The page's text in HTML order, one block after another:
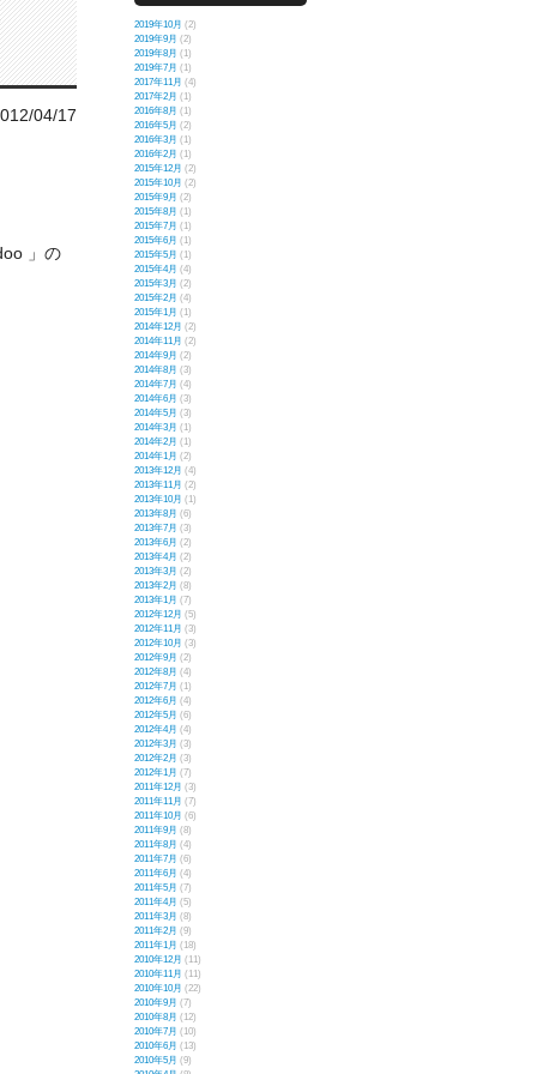
04/17
」の
2019年10月 (2)
2019年9月 (2)
2019年8月 (1)
2019年7月 (1)
2017年11月 (4)
2017年2月 (1)
2016年8月 (1)
2016年5月 (2)
2016年3月 (1)
2016年2月 (1)
2015年12月 (2)
2015年10月 (2)
2015年9月 (2)
2015年8月 (1)
2015年7月 (1)
2015年6月 (1)
2015年5月 (1)
2015年4月 (4)
2015年3月 (2)
2015年2月 (4)
2015年1月 (1)
2014年12月 (2)
2014年11月 (2)
2014年9月 (2)
2014年8月 (3)
2014年7月 (4)
2014年6月 (3)
2014年5月 (3)
2014年3月 (1)
2014年2月 (1)
2014年1月 (2)
2013年12月 (4)
2013年11月 (2)
2013年10月 (1)
2013年8月 (6)
2013年7月 (3)
2013年6月 (2)
2013年4月 (2)
2013年3月 (2)
2013年2月 (8)
2013年1月 (7)
2012年12月 (5)
2012年11月 (3)
2012年10月 (3)
2012年9月 (2)
2012年8月 (4)
2012年7月 (1)
2012年6月 (4)
2012年5月 (6)
2012年4月 (4)
2012年3月 (3)
2012年2月 (3)
2012年1月 (7)
2011年12月 (3)
2011年11月 (7)
2011年10月 (6)
2011年9月 (8)
2011年8月 (4)
2011年7月 (6)
2011年6月 (4)
2011年5月 (7)
2011年4月 (5)
2011年3月 (8)
2011年2月 (9)
2011年1月 (18)
2010年12月 (11)
2010年11月 (11)
2010年10月 (22)
2010年9月 (7)
2010年8月 (12)
2010年7月 (10)
2010年6月 (13)
2010年5月 (9)